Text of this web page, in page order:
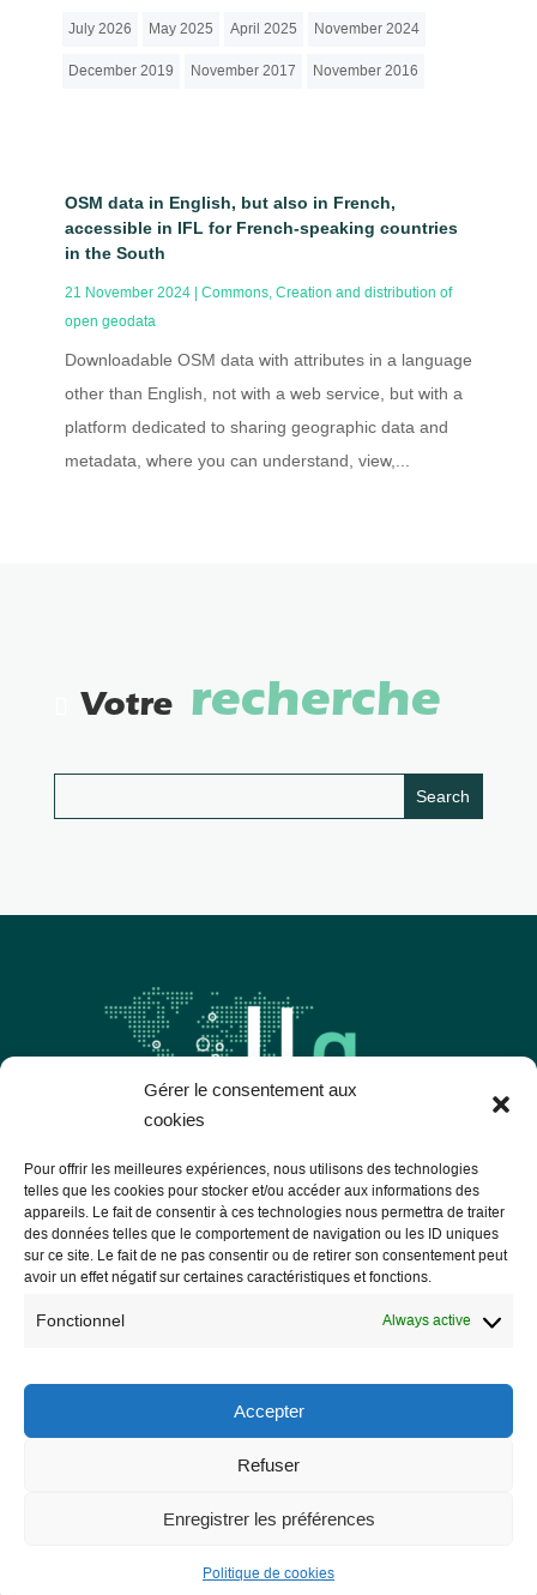
Gérer le consentement aux
cookies
Pour offrir les meilleures expériences, nous utilisons des technologies
telles que les cookies pour stocker et/ou accéder aux informations des
appareils. Le fait de consentir à ces technologies nous permettra de traiter
des données telles que le comportement de navigation ou les ID uniques
sur ce site. Le fait de ne pas consentir ou de retirer son consentement peut
avoir un effet négatif sur certaines caractéristiques et fonctions.
Fonctionnel Always active
Accepter
Refuser
Enregistrer les préférences
Politique de cookies
July 2026 May 2025 April 2025 November 2024
December 2019 November 2017 November 2016
OSM data in English, but also in French,
accessible in IFL for French-speaking countries
in the South
21 November 2024| Commons, Creation and distribution of
open geodata
Downloadable OSM data with attributes in a language
other than English, not with a web service, but with a
platform dedicated to sharing geographic data and
metadata, where you can understand, view,...
Votrerecherche
Les Libres Géographes
28 rue Hoche